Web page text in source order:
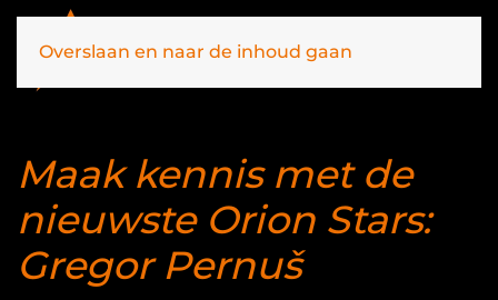
Overslaan en naar de inhoud gaan
Maak kennis met de
nieuwste Orion Stars:
Gregor Pernuš